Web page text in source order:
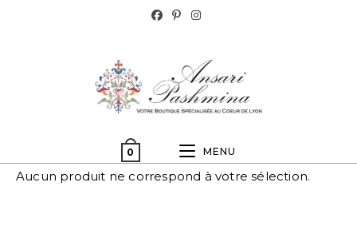
0 MENU
Aucun produit ne correspond à votre sélection.